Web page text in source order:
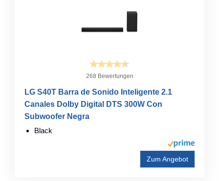
268 Bewertungen
LG S40T Barra de Sonido Inteligente 2.1
Canales Dolby Digital DTS 300W Con
Subwoofer Negra
Black
Zum Angebot